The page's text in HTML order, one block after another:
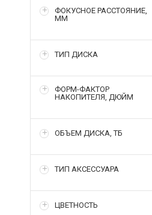
ФОКУСНОЕ РАССТОЯНИЕ,
ММ
ТИП ДИСКА
ФОРМ-ФАКТОР
НАКОПИТЕЛЯ, ДЮЙМ
ОБЪЕМ ДИСКА, ТБ
ТИП АКСЕССУАРА
ЦВЕТНОСТЬ